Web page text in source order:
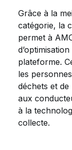
Grâce à la
catégorie, la
permet à
plateforme.
les
déchets et
aux
à la
collecte.